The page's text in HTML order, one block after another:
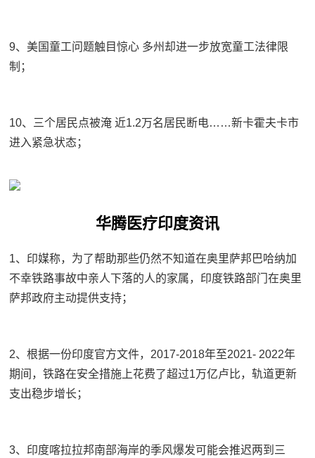
9、美国童工问题触目惊心 多州却进一步放宽童工法律限
制；
10、三个居民点被淹 近1.2万名居民断电……新卡霍夫卡市
进入紧急状态；
华腾医疗印度资讯
1、印媒称，为了帮助那些仍然不知道在奥里萨邦巴哈纳加
不幸铁路事故中亲人下落的人的家属，印度铁路部门在奥里
萨邦政府主动提供支持；
2、根据一份印度官方文件，2017-2018年至2021- 2022年
期间，铁路在安全措施上花费了超过1万亿卢比，轨道更新
支出稳步增长；
3、印度喀拉拉邦南部海岸的季风爆发可能会推迟两到三